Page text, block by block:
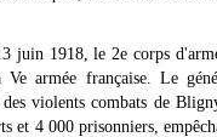
juin 1918, le 2e corps
armée française. Le
violents combats de
et 4 000 prisonniers,